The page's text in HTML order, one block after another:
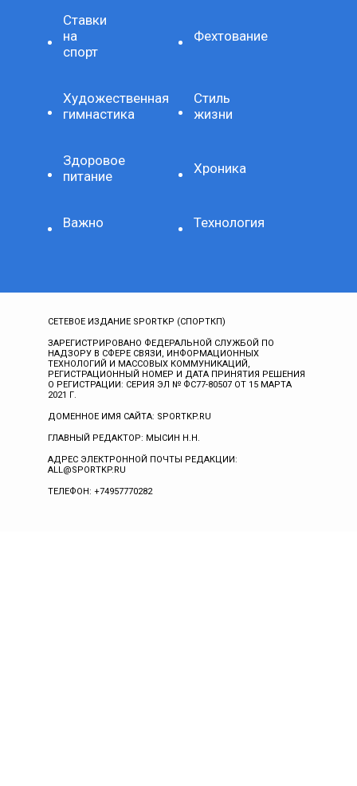
Ставки
на
спорт
Фехтование
Художественная
гимнастика
Стиль
жизни
Здоровое
питание
Хроника
Важно Технология
СЕТЕВОЕ ИЗДАНИЕ SPORTKP (СПОРТКП)
ЗАРЕГИСТРИРОВАНО ФЕДЕРАЛЬНОЙ СЛУЖБОЙ ПО
НАДЗОРУ В СФЕРЕ СВЯЗИ, ИНФОРМАЦИОННЫХ
ТЕХНОЛОГИЙ И МАССОВЫХ КОММУНИКАЦИЙ,
РЕГИСТРАЦИОННЫЙ НОМЕР И ДАТА ПРИНЯТИЯ РЕШЕНИЯ
О РЕГИСТРАЦИИ: СЕРИЯ ЭЛ № ФС77-80507 ОТ 15 МАРТА
2021 Г.
ДОМЕННОЕ ИМЯ САЙТА: SPORTKP.RU
ГЛАВНЫЙ РЕДАКТОР: МЫСИН Н.Н.
АДРЕС ЭЛЕКТРОННОЙ ПОЧТЫ РЕДАКЦИИ:
ALL@SPORTKP.RU
ТЕЛЕФОН: +74957770282